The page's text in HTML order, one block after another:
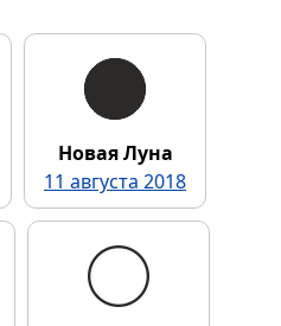
Новая Луна
11 августа 2018